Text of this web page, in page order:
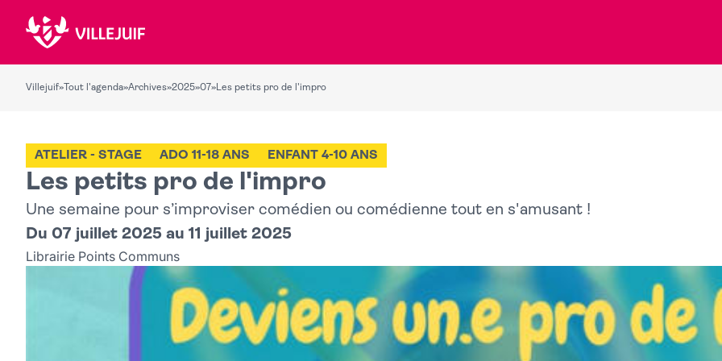
Villejuif» Tout l'agenda»Archives»2025»07»Les petits pro de l'impro
Les petits pro de l'impro
ATELIER - STAGE ADO 11-18 ANS ENFANT 4-10 ANS
Une semaine pour s’improviser comédien ou comédienne tout en s'amusant !
Du 07 juillet 2025 au 11 juillet 2025
Librairie Points Communs